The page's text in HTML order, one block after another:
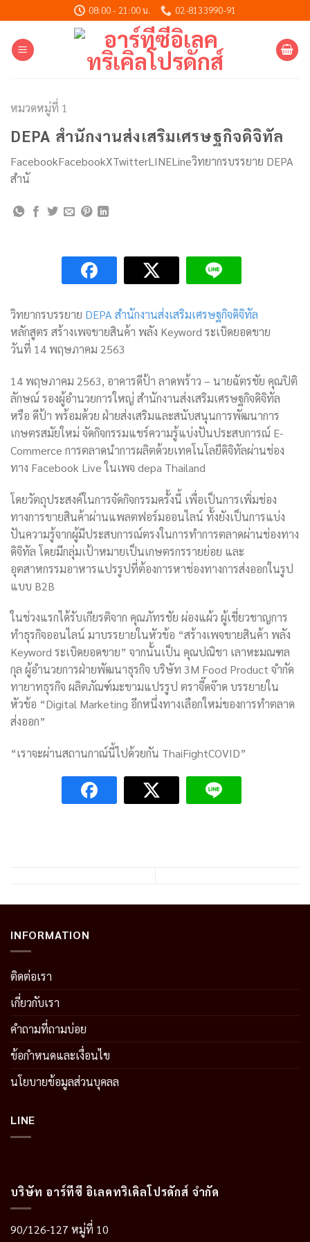
to
content
08:00 - 21:00 น. 02-8133990-91
หมวดหมู่ที่ 1
DEPA สำนักงานส่งเสริมเศรษฐกิจดิจิทัล
FacebookFacebookXTwitterLINELineวิทยากรบรรยาย DEPA
สำนั
วิทยากรบรรยาย DEPA สำนักงานส่งเสริมเศรษฐกิจดิจิทัล
หลักสูตร สร้างเพจขายสินค้า พลัง Keyword ระเบิดยอดขาย
วันที่ 14 พฤษภาคม 2563
14 พฤษภาคม 2563, อาคารดีป้า ลาดพร้าว – นายฉัตรชัย คุณปิติ
ลักษณ์ รองผู้อำนวยการใหญ่ สำนักงานส่งเสริมเศรษฐกิจดิจิทัล
หรือ ดีป้า พร้อมด้วย ฝ่ายส่งเสริมและสนับสนุนการพัฒนาการ
เกษตรสมัยใหม่ จัดกิจกรรมแชร์ความรู้แบ่งปันประสบการณ์ E-
Commerce การตลาดนำการผลิตด้วยเทคโนโลยีดิจิทัลผ่านช่อง
ทาง Facebook Live ในเพจ depa Thailand
โดยวัตถุประสงค์ในการจัดกิจกรรมครั้งนี้ เพื่อเป็นการเพิ่มช่อง
ทางการขายสินค้าผ่านแพลตฟอร์มออนไลน์ ทั้งยังเป็นการแบ่ง
ปันความรู้จากผู้มีประสบการณ์ตรงในการทำการตลาดผ่านช่องทาง
ดิจิทัล โดยมีกลุ่มเป้าหมายเป็นเกษตรกรรายย่อย และ
อุตสาหกรรมอาหารแปรรูปที่ต้องการหาช่องทางการส่งออกในรูป
แบบ B2B
ในช่วงแรกได้รับเกียรติจาก คุณภัทรชัย ผ่องแผ้ว ผู้เชี่ยวชาญการ
ทำธุรกิจออนไลน์ มาบรรยายในหัวข้อ “สร้างเพจขายสินค้า พลัง
Keyword ระเบิดยอดขาย” จากนั้นเป็น คุณปณิชา เลาหะมณฑล
กุล ผู้อำนวยการฝ่ายพัฒนาธุรกิจ บริษัท 3M Food Product จำกัด
ทายาทธุรกิจ ผลิตภัณฑ์มะขามแปรรูป ตราจี๊ดจ๊าด บรรยายใน
หัวข้อ “Digital Marketing อีกหนึ่งทางเลือกใหม่ของการทำตลาด
ส่งออก”
“เราจะผ่านสถานกาณ์นี้ไปด้วยกัน ThaiFightCOVID”
INFORMATION
ติดต่อเรา
เกี่ยวกับเรา
คำถามที่ถามบ่อย
ข้อกำหนดและเงื่อนไข
นโยบายข้อมูลส่วนบุคลล
LINE
บริษัท อาร์ทีซี อิเลคทริเคิลโปรดักส์ จำกัด
90/126-127 หมู่ที่ 10